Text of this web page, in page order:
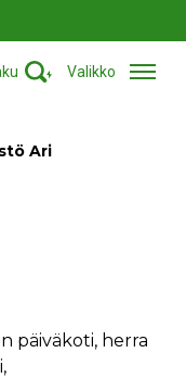
Valikko
Ari